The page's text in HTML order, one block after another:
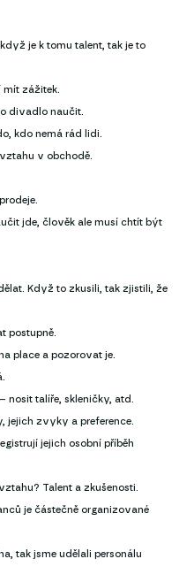
je k tomu talent, tak je to
zážitek.
divadlo naučit.
kdo nemá rád lidi.
v obchodě.
jde, člověk ale musí chtít být
Když to zkusili, tak zjistili, že
postupně.
place a pozorovat je.
nosit talíře, skleničky, atd.
jejich zvyky a preference.
jejich osobní příběh
Talent a zkušenosti.
je částečně organizované
tak jsme udělali personálu